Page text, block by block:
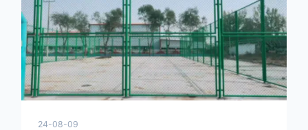
上，然后将第二根色谱柱钩在网格上，然后将其拧紧，
然后类推，一套一套的安装即可。该安装牢固美观，不
会损坏油漆表面 。桃型护栏网使
24-08-09